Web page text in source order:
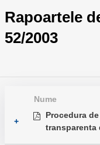
Rapoartele
52/2003
Nume
+
Procedura
transparenta